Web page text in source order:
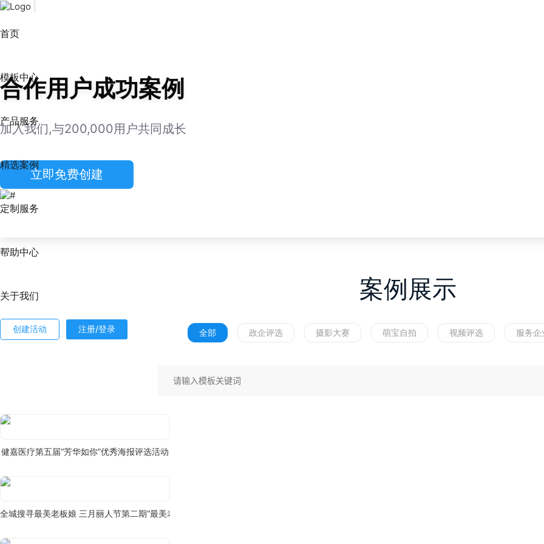
首页
模板中心
产品服务
精选案例
定制服务
帮助中心
关于我们
创建活动 注册/登录
合作用户成功案例
加入我们,与200,000用户共同成长
立即免费创建
案例展示
全部 政企评选 摄影大赛 萌宝自拍 视频评选 服务企
健嘉医疗第五届“芳华如你”优秀海报评选活动
全城搜寻最美老板娘 三月丽人节第二期“最美老板娘”评选